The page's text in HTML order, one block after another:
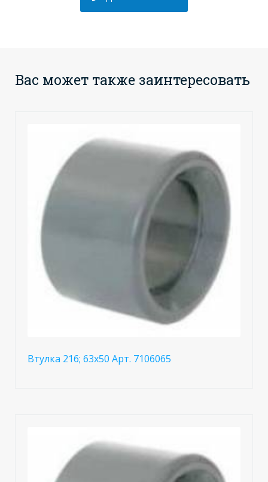
Вас может также заинтересовать
Втулка 216; 63x50 Арт. 7106065